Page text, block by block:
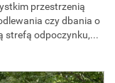
przestrzenią
czy dbania o
strefą odpoczynku,...